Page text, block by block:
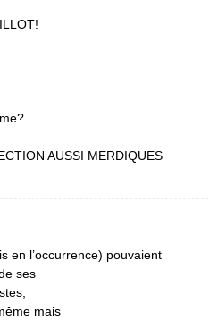
AUSSI MERDIQUES
en l’occurrence) pouvaient
ses
mais